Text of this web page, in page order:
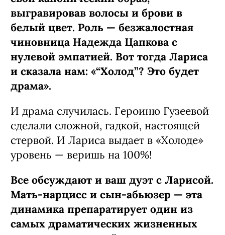
выгравировав волосы и брови в
белый цвет. Роль — безжалостная
чиновница Надежда Цапкова с
нулевой эмпатией. Вот тогда Лариса
и сказала нам: «“Холод”? Это будет
драма».
И драма случилась. Героиню Гузеевой
сделали сложной, гадкой, настоящей
стервой. И Лариса выдает в «Холоде»
уровень — веришь на 100%!
Все обсуждают и ваш дуэт с Ларисой.
Мать-нарцисс и сын-абьюзер — эта
динамика препаратирует один из
самых драматических жизненных